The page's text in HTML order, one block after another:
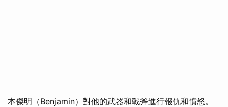
本傑明（Benjamin）對他的武器和戰斧進行報仇和憤怒。